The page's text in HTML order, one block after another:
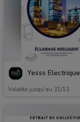
Yesss Electrique
Valable jusqu'au 31/12